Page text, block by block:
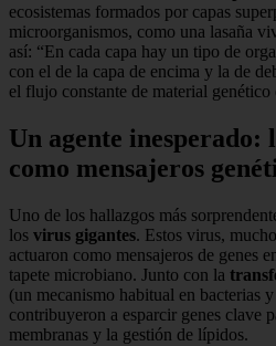
ecosistemas formados por capas
microorganismos, como una lasaña
así: “En cada capa hay un tipo de
con el de la capa de encima y la de
el flujo constante de material genético
Un agente inesperado:
como mensajeros
Uno de los hallazgos más
los virus gigantes. Estos virus,
actuaron como mensajeros de genes
tapete microbiano. Junto con la
(un mecanismo habitual en bacterias
contribuyeron a esparcir genes clave
membranas y la gestión de lípidos.